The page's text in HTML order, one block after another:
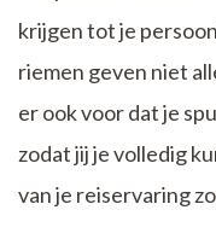
krijgen tot je
riemen geven niet
er ook voor dat je
zodat jij je volledig
van je reiservaring